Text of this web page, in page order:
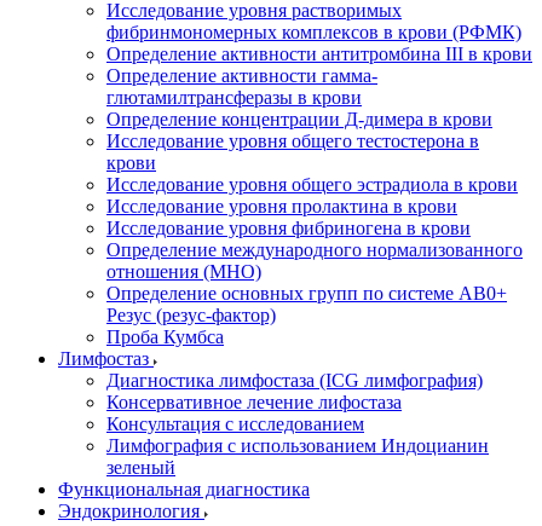
Исследование уровня растворимых
фибринмономерных комплексов в крови (РФМК)
Определение активности антитромбина III в крови
Определение активности гамма-
глютамилтрансферазы в крови
Определение концентрации Д-димера в крови
Исследование уровня общего тестостерона в
крови
Исследование уровня общего эстрадиола в крови
Исследование уровня пролактина в крови
Исследование уровня фибриногена в крови
Определение международного нормализованного
отношения (МНО)
Определение основных групп по системе AB0+
Резус (резус-фактор)
Проба Кумбса
Лимфостаз
Диагностика лимфостаза (ICG лимфография)
Консервативное лечение лифостаза
Консультация с исследованием
Лимфография с использованием Индоцианин
зеленый
Функциональная диагностика
Эндокринология